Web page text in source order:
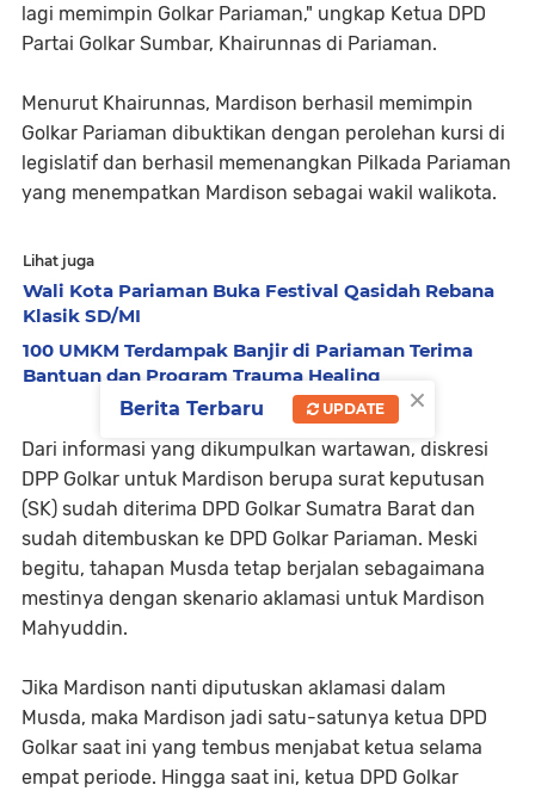
lagi memimpin Golkar Pariaman," ungkap Ketua DPD
Partai Golkar Sumbar, Khairunnas di Pariaman.
Menurut Khairunnas, Mardison berhasil memimpin
Golkar Pariaman dibuktikan dengan perolehan kursi di
legislatif dan berhasil memenangkan Pilkada Pariaman
yang menempatkan Mardison sebagai wakil walikota.
Lihat juga
Wali Kota Pariaman Buka Festival Qasidah Rebana
Klasik SD/MI
100 UMKM Terdampak Banjir di Pariaman Terima
Bantuan dan Program Trauma Healing
Dari informasi yang dikumpulkan wartawan, diskresi
DPP Golkar untuk Mardison berupa surat keputusan
(SK) sudah diterima DPD Golkar Sumatra Barat dan
sudah ditembuskan ke DPD Golkar Pariaman. Meski
begitu, tahapan Musda tetap berjalan sebagaimana
mestinya dengan skenario aklamasi untuk Mardison
Mahyuddin.
Jika Mardison nanti diputuskan aklamasi dalam
Musda, maka Mardison jadi satu-satunya ketua DPD
Golkar saat ini yang tembus menjabat ketua selama
empat periode. Hingga saat ini, ketua DPD Golkar
×
Berita Terbaru UPDATE